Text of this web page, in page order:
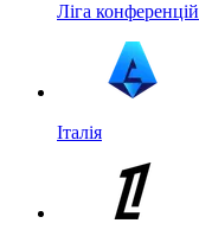
Ліга конференцій
Італія